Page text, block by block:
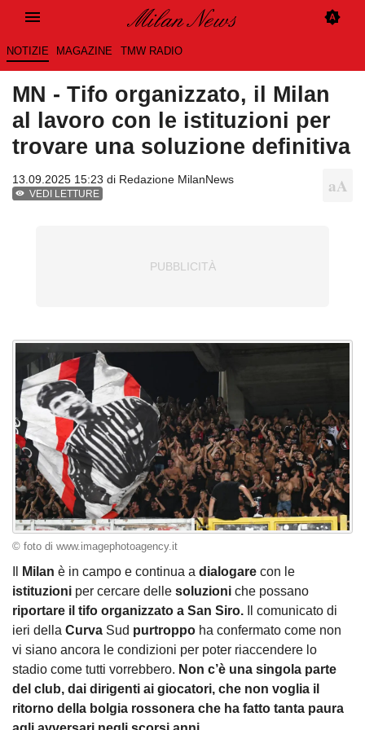
NOTIZIE MAGAZINE TMW RADIO
MN - Tifo organizzato, il Milan
al lavoro con le istituzioni per
trovare una soluzione definitiva
13.09.2025 15:23 di Redazione MilanNews
VEDI LETTURE
© foto di www.imagephotoagency.it
Milan è in campo e continua a dialogare con le
istituzioni per cercare delle soluzioni che possano
riportare il tifo organizzato a San Siro. Il comunicato di
ieri della Curva Sud purtroppo ha confermato come non
vi siano ancora le condizioni per poter riaccendere lo
stadio come tutti vorrebbero. Non c’è una singola parte
del club, dai dirigenti ai giocatori, che non voglia il
ritorno della bolgia rossonera che ha fatto tanta paura